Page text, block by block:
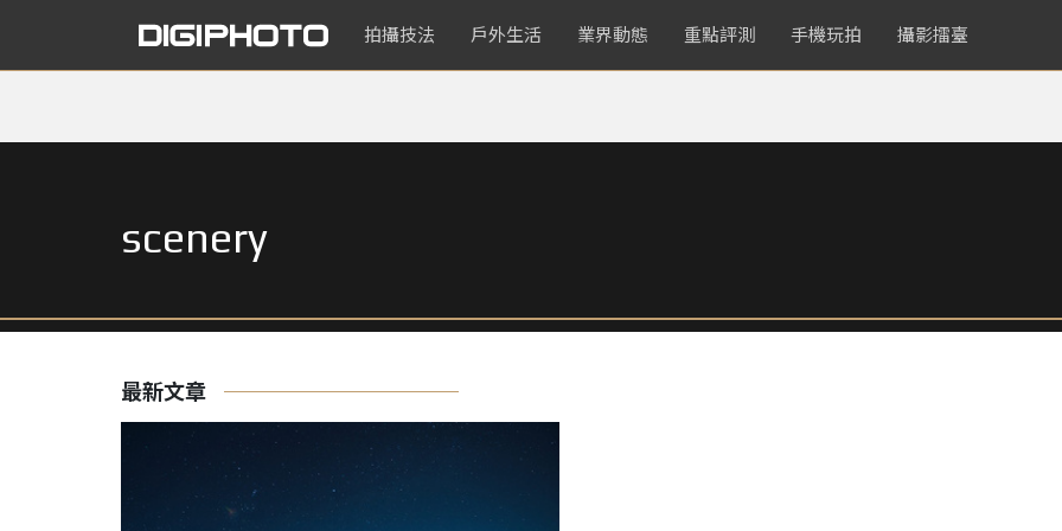
拍攝技法 戶外生活 業界動態 重點評測 手機玩拍 攝影擂臺
scenery
最新文章